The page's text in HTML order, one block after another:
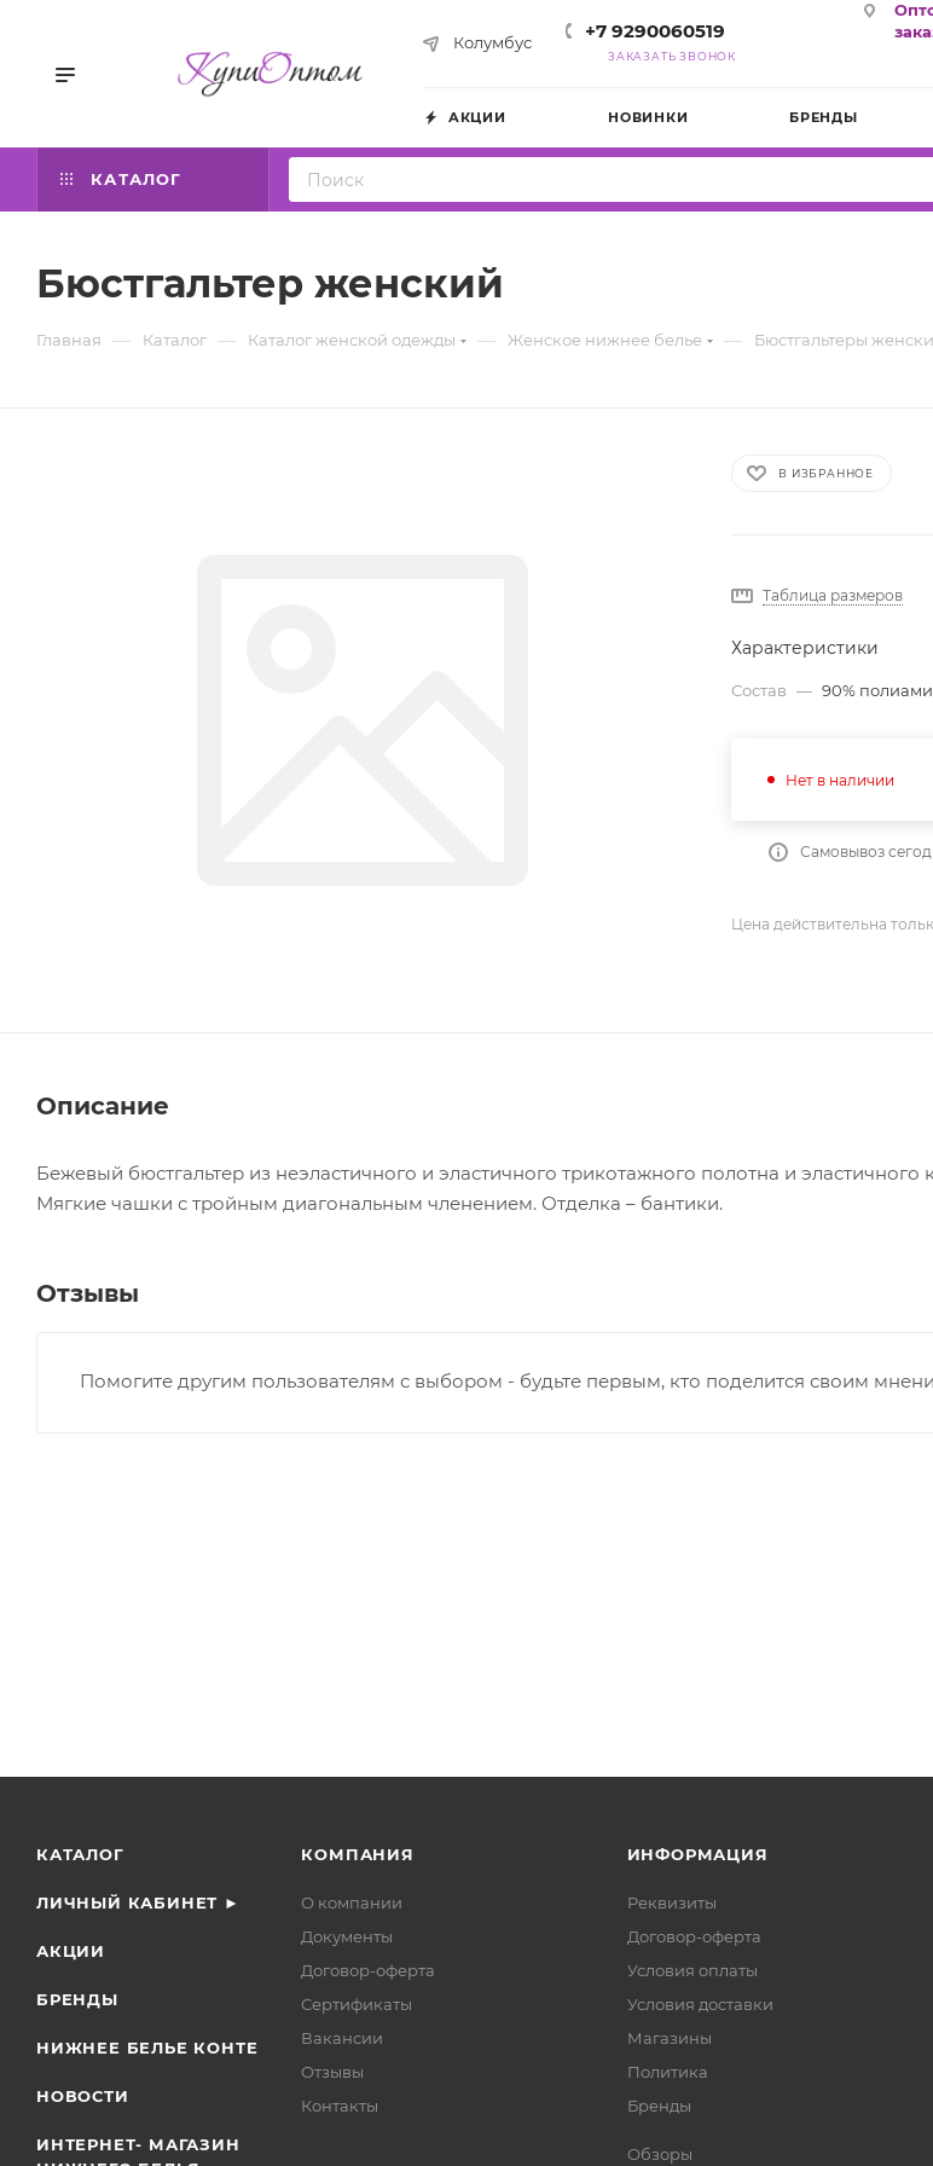
Колумбус +7 9290060519
ЗАКАЗАТЬ ЗВОНОК
АКЦИИ НОВИНКИ БРЕНДЫ
КАТАЛОГ
Бюстгальтер женский
Главная — Каталог — Каталог женской одежды — Женское нижнее белье — Бюстгальтеры
В ИЗБРАННОЕ
Таблица размеров
Характеристики
Состав — 90%
Нет в наличии
Самовывоз
Цена действительна
Описание
Бежевый бюстгальтер из неэластичного и эластичного трикотажного полотна и эластичного
Мягкие чашки с тройным диагональным членением. Отделка – бантики.
Отзывы
Помогите другим пользователям с выбором - будьте первым, кто поделится своим
КАТАЛОГ
ЛИЧНЫЙ КАБИНЕТ ►
АКЦИИ
БРЕНДЫ
НИЖНЕЕ БЕЛЬЕ КОНТЕ
НОВОСТИ
ИНТЕРНЕТ- МАГАЗИН
КОМПАНИЯ
О компании
Документы
Договор-оферта
Сертификаты
Вакансии
Отзывы
Контакты
ИНФОРМАЦИЯ
Реквизиты
Договор-оферта
Условия оплаты
Условия доставки
Магазины
Политика
Бренды
Обзоры